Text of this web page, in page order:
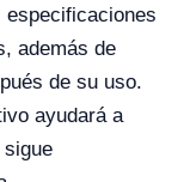
especificaciones
además de
de su uso.
ayudará a